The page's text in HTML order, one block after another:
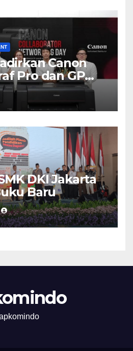
Canon
Pro dan GP
DKI Jakarta
Baru